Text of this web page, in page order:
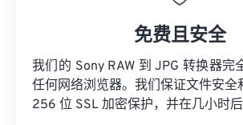
免费且安全
我们的 Sony RAW 到 JPG 转换器完
任何网络浏览器。我们保证文件安全
256 位 SSL 加密保护，并在几小时后